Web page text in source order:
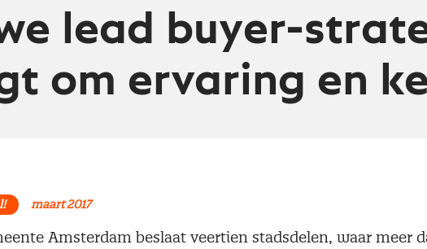
lead buyer-
om ervaring en
maart 2017
Amsterdam beslaat veertien stadsdelen, waar meer